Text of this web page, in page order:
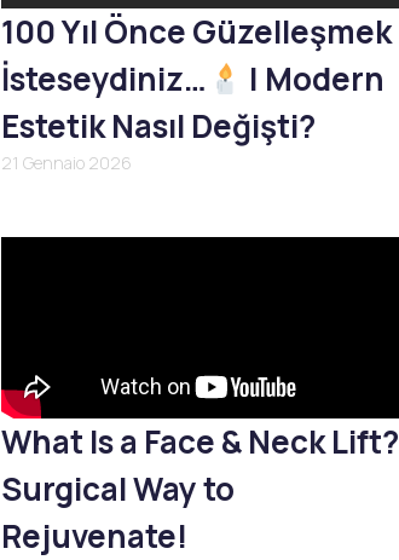
100 Yıl Önce Güzelleşmek
İsteseydiniz…
| Modern
Estetik Nasıl Değişti?
21 Gennaio 2026
What Is a Face & Neck Lift?
Surgical Way to
Rejuvenate!